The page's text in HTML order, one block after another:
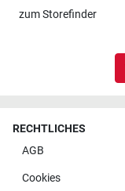
zumStorefinder
RECHTLICHES
AGB
Cookies